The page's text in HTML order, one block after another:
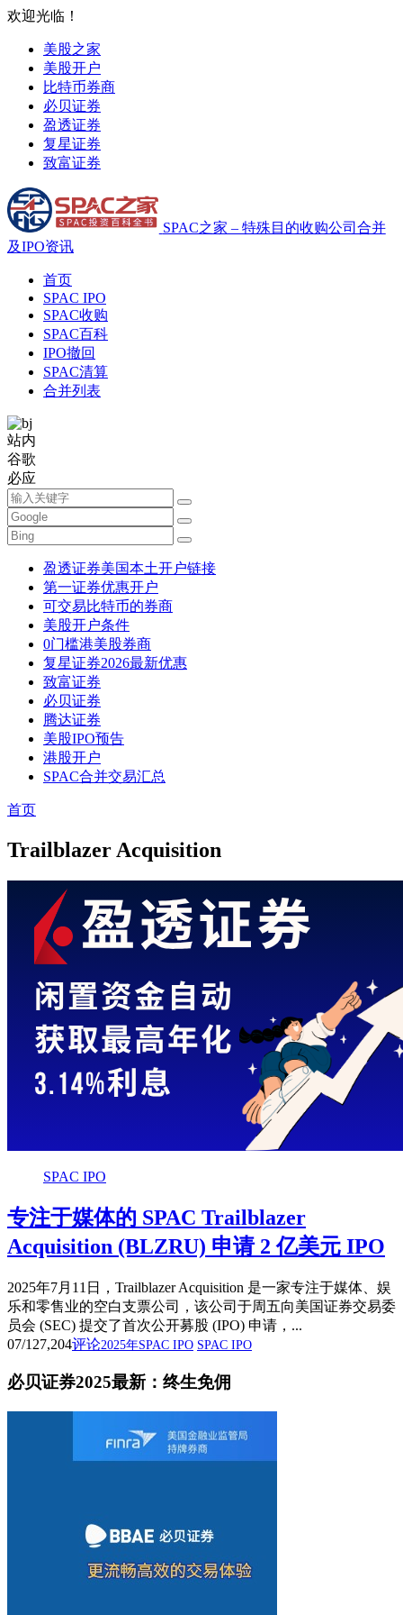
欢迎光临！
美股之家
美股开户
比特币券商
必贝证券
盈透证券
复星证券
致富证券
SPAC之家 – 特殊目的收购公司合并
及IPO资讯
首页
SPAC IPO
SPAC收购
SPAC百科
IPO撤回
SPAC清算
合并列表
站内
谷歌
必应
盈透证券美国本土开户链接
第一证券优惠开户
可交易比特币的券商
美股开户条件
0门槛港美股券商
复星证券2026最新优惠
致富证券
必贝证券
腾达证券
美股IPO预告
港股开户
SPAC合并交易汇总
首页
Trailblazer Acquisition
SPAC IPO
专注于媒体的 SPAC Trailblazer
Acquisition (BLZRU) 申请 2 亿美元 IPO
2025年7月11日，Trailblazer Acquisition 是一家专注于媒体、娱
乐和零售业的空白支票公司，该公司于周五向美国证券交易委
员会 (SEC) 提交了首次公开募股 (IPO) 申请，...
07/127,204评论2025年SPAC IPO SPAC IPO
必贝证券2025最新：终生免佣